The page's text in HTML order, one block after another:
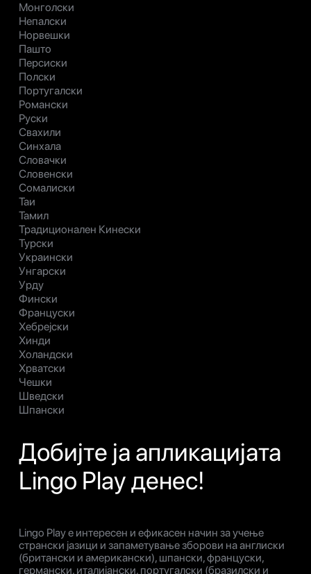
Монголски
Непалски
Норвешки
Пашто
Персиски
Полски
Португалски
Романски
Руски
Свахили
Синхала
Словачки
Словенски
Сомалиски
Таи
Тамил
Традиционален Кинески
Турски
Украински
Унгарски
Урду
Фински
Француски
Хебрејски
Хинди
Холандски
Хрватски
Чешки
Шведски
Шпански
Добијте ја апликацијата
Lingo Play денес!
Lingo Play е интересен и ефикасен начин за учење
странски јазици и запаметување зборови на англиски
(британски и американски), шпански, француски,
германски, италијански, португалски (бразилски и